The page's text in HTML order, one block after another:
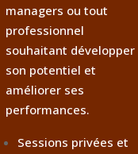
managers ou tout
professionnel
souhaitant développer
son potentiel et
améliorer ses
performances.
Sessions privées et